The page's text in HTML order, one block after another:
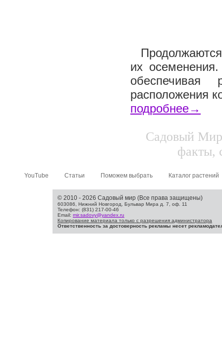
их
обеспечивая
расположения
подробнее→
Садовый
факты,
YouTube Статьи Поможем выбрать Каталог растений
© 2010 - 2026 Садовый мир (Все права защищены)
603086, Нижний Новгород, Бульвар Мира д. 7, оф. 11
Телефон: (831) 217-00-46
Email: mir.sadovy@yandex.ru
Копирование материала только с разрешения администратора
Ответственность за достоверность рекламы несет